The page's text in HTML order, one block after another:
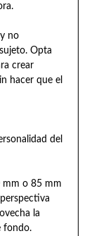
no
Opta
crear
hacer que el
del
mm o 85 mm
la
fondo.